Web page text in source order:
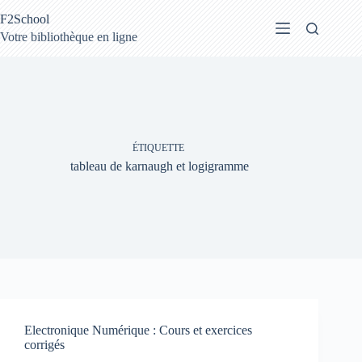
au
contenu
F2School
Votre bibliothèque en ligne
ÉTIQUETTE
tableau de karnaugh et logigramme
Electronique Numérique : Cours et exercices
corrigés